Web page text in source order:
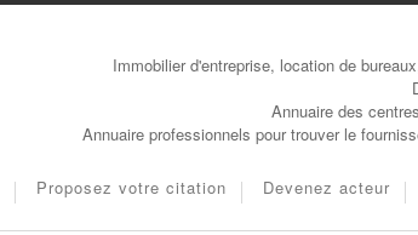
Immobilier d'entreprise, location de
Annuaire des
Annuaire professionnels pour trouver le
Proposez votre citation Devenez acteur